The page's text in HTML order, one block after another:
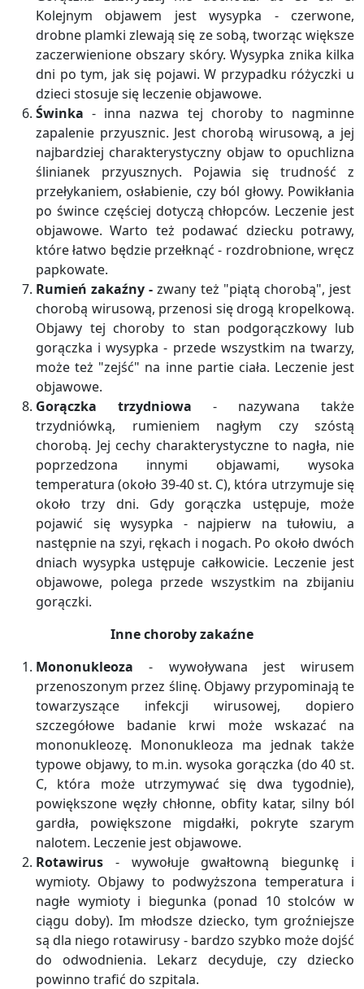
Kolejnym objawem jest wysypka - czerwone,
drobne plamki zlewają się ze sobą, tworząc większe
zaczerwienione obszary skóry. Wysypka znika kilka
dni po tym, jak się pojawi. W przypadku różyczki u
dzieci stosuje się leczenie objawowe.
Świnka - inna nazwa tej choroby to nagminne
zapalenie przyusznic. Jest chorobą wirusową, a jej
najbardziej charakterystyczny objaw to opuchlizna
ślinianek przyusznych. Pojawia się trudność z
przełykaniem, osłabienie, czy ból głowy. Powikłania
po śwince częściej dotyczą chłopców. Leczenie jest
objawowe. Warto też podawać dziecku potrawy,
które łatwo będzie przełknąć - rozdrobnione, wręcz
papkowate.
Rumień zakaźny - zwany też "piątą chorobą", jest
chorobą wirusową, przenosi się drogą kropelkową.
Objawy tej choroby to stan podgorączkowy lub
gorączka i wysypka - przede wszystkim na twarzy,
może też "zejść" na inne partie ciała. Leczenie jest
objawowe.
Gorączka trzydniowa - nazywana także
trzydniówką, rumieniem nagłym czy szóstą
chorobą. Jej cechy charakterystyczne to nagła, nie
poprzedzona innymi objawami, wysoka
temperatura (około 39-40 st. C), która utrzymuje się
około trzy dni. Gdy gorączka ustępuje, może
pojawić się wysypka - najpierw na tułowiu, a
następnie na szyi, rękach i nogach. Po około dwóch
dniach wysypka ustępuje całkowicie. Leczenie jest
objawowe, polega przede wszystkim na zbijaniu
gorączki.
Inne choroby zakaźne
Mononukleoza- wywoływana jest wirusem
przenoszonym przez ślinę. Objawy przypominają te
towarzyszące infekcji wirusowej, dopiero
szczegółowe badanie krwi może wskazać na
mononukleozę. Mononukleoza ma jednak także
typowe objawy, to m.in. wysoka gorączka (do 40 st.
C, która może utrzymywać się dwa tygodnie),
powiększone węzły chłonne, obfity katar, silny ból
gardła, powiększone migdałki, pokryte szarym
nalotem. Leczenie jest objawowe.
Rotawirus - wywołuje gwałtowną biegunkę i
wymioty. Objawy to podwyższona temperatura i
nagłe wymioty i biegunka (ponad 10 stolców w
ciągu doby). Im młodsze dziecko, tym groźniejsze
są dla niego rotawirusy - bardzo szybko może dojść
do odwodnienia. Lekarz decyduje, czy dziecko
powinno trafić do szpitala.